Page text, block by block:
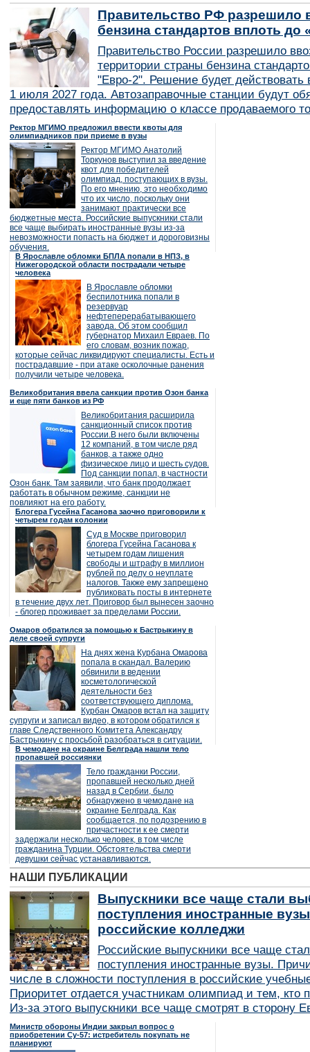
Правительство РФ разрешило
бензина стандартов вплоть до
Правительство России разрешило
территории страны бензина
"Евро-2". Решение будет действовать
1 июля 2027 года. Автозаправочные станции будут
предоставлять информацию о классе продаваемого
Ректор МГИМО предложил ввести квоты для
олимпиадников при приеме в вузы
Ректор МГИМО Анатолий
Торкунов выступил за введение
квот для победителей
олимпиад, поступающих в вузы.
По его мнению, это необходимо
что их число, поскольку они
занимают практически все
бюджетные места. Российские выпускники стали
все чаще выбирать иностранные вузы из-за
невозможности попасть на бюджет и дороговизны
обучения.
В Ярославле обломки БПЛА попали в НПЗ, в
Нижегородской области пострадали четыре
человека
В Ярославле обломки
беспилотника попали в
резервуар
нефтеперерабатывающего
завода. Об этом сообщил
губернатор Михаил Евраев. По
его словам, возник пожар,
которые сейчас ликвидируют специалисты. Есть и
пострадавшие - при атаке осколочные ранения
получили четыре человека.
Великобритания ввела санкции против Озон банка
и еще пяти банков из РФ
Великобритания расширила
санкционный список против
России.В него были включены
12 компаний, в том числе ряд
банков, а также одно
физическое лицо и шесть судов.
Под санкции попал, в частности
Озон банк. Там заявили, что банк продолжает
работать в обычном режиме, санкции не
повлияют на его работу.
Блогера Гусейна Гасанова заочно приговорили к
четырем годам колонии
Суд в Москве приговорил
блогера Гусейна Гасанова к
четырем годам лишения
свободы и штрафу в миллион
рублей по делу о неуплате
налогов. Также ему запрещено
публиковать посты в интернете
в течение двух лет. Приговор был вынесен заочно
- блогер проживает за пределами России.
Омаров обратился за помощью к Бастрыкину в
деле своей супруги
На днях жена Курбана Омарова
попала в скандал. Валерию
обвинили в ведении
косметологической
деятельности без
соответствующего диплома.
Курбан Омаров встал на защиту
супруги и записал видео, в котором обратился к
главе Следственного Комитета Александру
Бастрыкину с просьбой разобраться в ситуации.
В чемодане на окраине Белграда нашли тело
пропавшей россиянки
Тело гражданки России,
пропавшей несколько дней
назад в Сербии, было
обнаружено в чемодане на
окраине Белграда. Как
сообщается, по подозрению в
причастности к ее смерти
задержали несколько человек, в том числе
гражданина Турции. Обстоятельства смерти
девушки сейчас устанавливаются.
НАШИ ПУБЛИКАЦИИ
Выпускники все чаще стали
поступления иностранные
российские колледжи
Российские выпускники все чаще
поступления иностранные вузы.
числе в сложности поступления в российские
Приоритет отдается участникам олимпиад и тем, кто
Из-за этого выпускники все чаще смотрят в сторону
Министр обороны Индии закрыл вопрос о
приобретении Су-57: истребитель покупать не
планируют